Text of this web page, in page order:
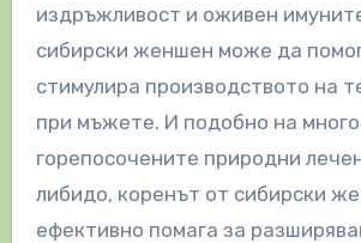
издръжливост и оживен
сибирски женшен може да
стимулира производството на
при мъжете. И подобно на
горепосочените природни
либидо, коренът от сибирски
ефективно помага за